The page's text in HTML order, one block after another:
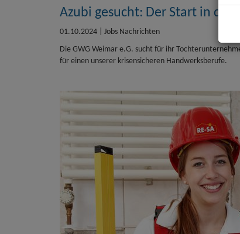
Azubi gesucht: Der Start in
01.10.2024
Jobs Nachrichten
Die GWG Weimar e.G. sucht für ihr
für einen unserer krisensicheren Handwerksberufe.